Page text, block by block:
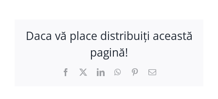
Daca vă place distribuiţi această
pagină!
Facebook LinkedInWhatsApp
Pinterest
E-